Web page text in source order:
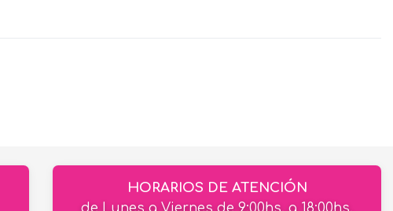
HORARIOS DE ATENCIÓN
de Lunes a Viernes de 9:00hs. a 18:00hs.